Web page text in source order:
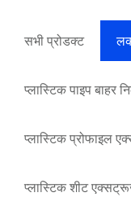
सभी प्रोडक्ट
प्लास्टिक पाइप बाहर
प्लास्टिक प्रोफाइल
प्लास्टिक शीट